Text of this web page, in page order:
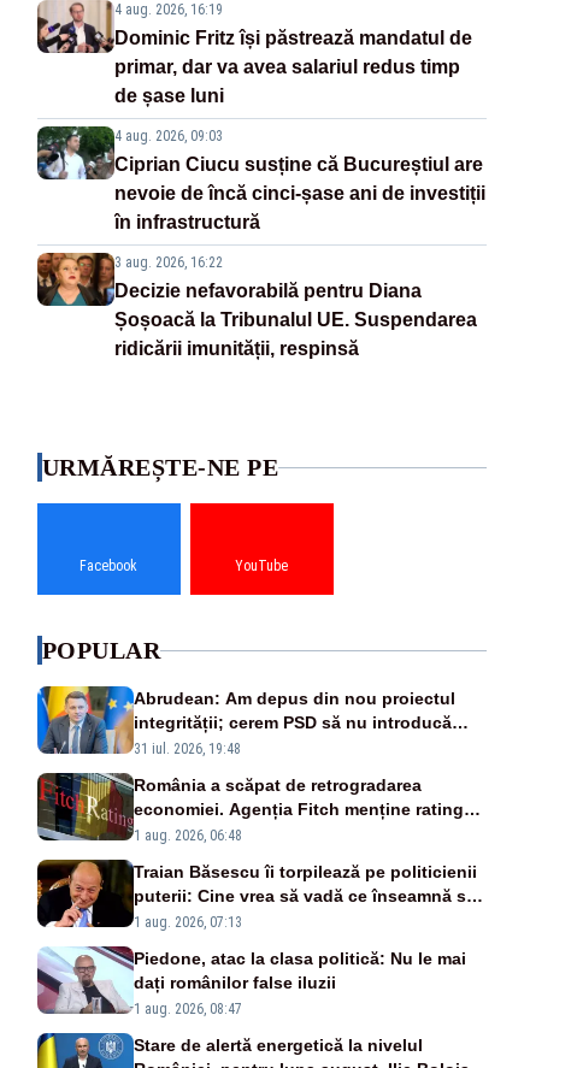
4 aug. 2026, 16:19
Dominic Fritz își păstrează mandatul de
primar, dar va avea salariul redus timp
de șase luni
4 aug. 2026, 09:03
Ciprian Ciucu susține că Bucureștiul are
nevoie de încă cinci-șase ani de investiții
în infrastructură
3 aug. 2026, 16:22
Decizie nefavorabilă pentru Diana
Șoșoacă la Tribunalul UE. Suspendarea
ridicării imunității, respinsă
URMĂREȘTE-NE PE
Facebook YouTube
POPULAR
Abrudean: Am depus din nou proiectul
integrității; cerem PSD să nu introducă
amendamente otrăvite, neconstituționale
31 iul. 2026, 19:48
România a scăpat de retrogradarea
economiei. Agenția Fitch menține ratingul
„BBB-” cu perspectivă negativă
1 aug. 2026, 06:48
Traian Băsescu îi torpilează pe politicienii
puterii: Cine vrea să vadă ce înseamnă să
fii prost, se uită la România
1 aug. 2026, 07:13
Piedone, atac la clasa politică: Nu le mai
dați românilor false iluzii
1 aug. 2026, 08:47
Stare de alertă energetică la nivelul